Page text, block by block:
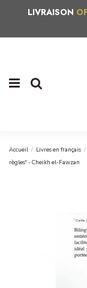
LIVRAISON
Accueil Livres en français
règles" - Cheikh el-Fawzan